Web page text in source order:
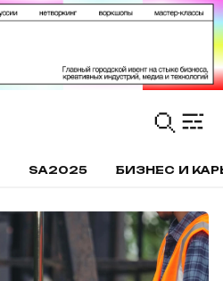
SA2025 БИЗНЕС И